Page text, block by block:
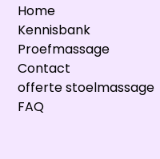
Home
Kennisbank
Proefmassage
Contact
offerte stoelmassage
FAQ